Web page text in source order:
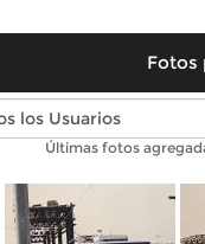
Fotos
Fotos
Últimas fotos